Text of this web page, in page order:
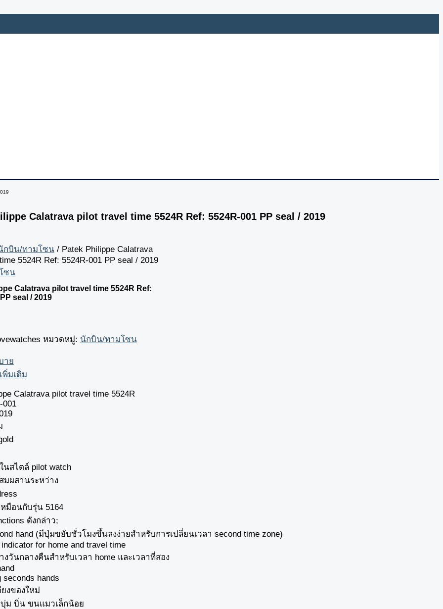
Calatrava pilot travel time 5524R Ref: 5524R-001 PP seal / 2019
กบิน/ทามโซน/ Patek Philippe Calatrava
5524R Ref: 5524R-001 PP seal / 2019
ซน
Calatrava pilot travel time 5524R Ref:
seal / 2019
หมวดหมู่: นักบิน/ทามโซน
าย
พิ่มเติม
Calatrava pilot travel time 5524R
001
นสไตล์ pilot watch
มผสานระหว่าง
หมือนกับรุ่น 5164
ดังกล่าว;
hand (มีปุ่มขยับชั่วโมงขึ้นลงง่ายสำหรับการเปลี่ยนเวลา second time zone)
for home and travel time
วันกลางคืนสำหรับเวลา home และเวลาที่สอง
seconds hands
งของใหม่
ม บิ่น ขนแมวเล็กน้อย